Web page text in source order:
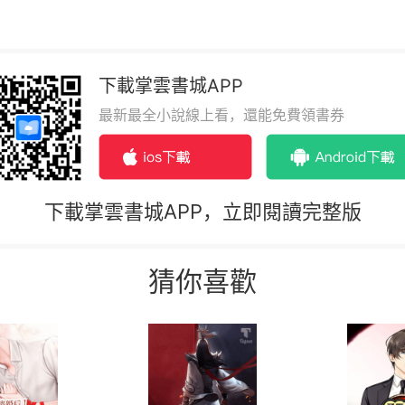
下載掌雲書城APP
最新最全小說線上看，還能免費領書券
下載掌雲書城APP，立即閱讀完整版
猜你喜歡